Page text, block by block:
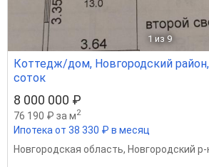
1 из 9
Коттедж/дом, Новгородский
соток
8 000 000 ₽
76 190 ₽ за м2
Ипотека от 38 330 ₽ в месяц
Новгородская область, Новгородский р-